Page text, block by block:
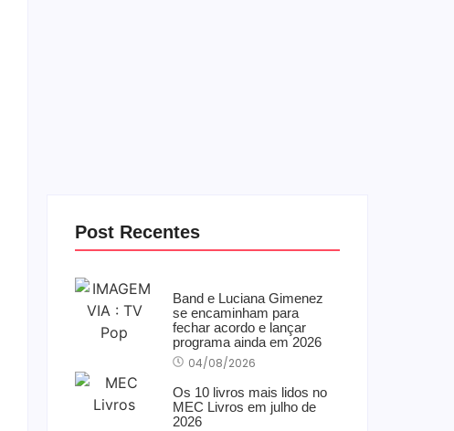
Post Recentes
Band e Luciana Gimenez
se encaminham para
fechar acordo e lançar
programa ainda em 2026
04/08/2026
Os 10 livros mais lidos no
MEC Livros em julho de
2026